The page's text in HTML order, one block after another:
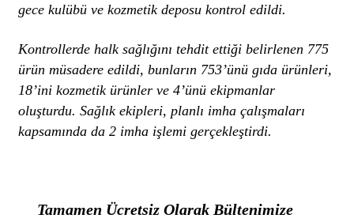
gece kulübü ve kozmetik deposu kontrol edildi.
Kontrollerde halk sağlığını tehdit ettiği belirlenen 775
ürün müsadere edildi, bunların 753’ünü gıda ürünleri,
18’ini kozmetik ürünler ve 4’ünü ekipmanlar
oluşturdu. Sağlık ekipleri, planlı imha çalışmaları
kapsamında da 2 imha işlemi gerçekleştirdi.
Tamamen Ücretsiz Olarak Bültenimize